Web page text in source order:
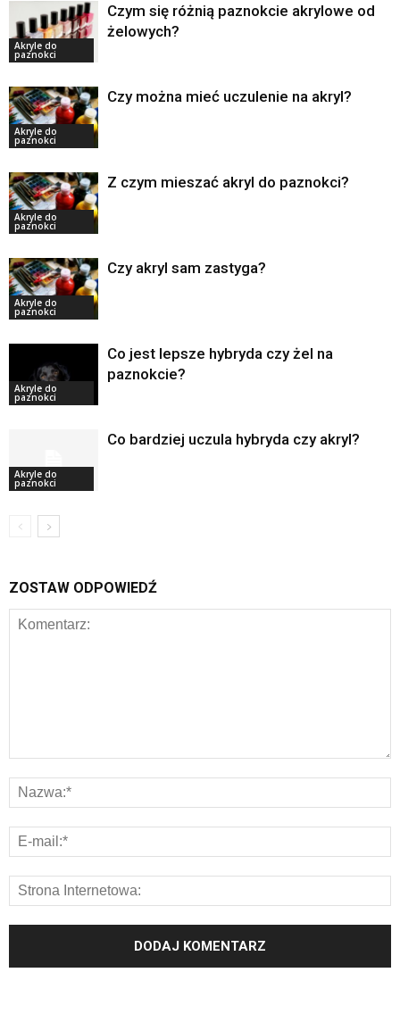
Akryle do
paznokci
Czym się różnią paznokcie akrylowe od
żelowych?
Akryle do
paznokci
Czy można mieć uczulenie na akryl?
Akryle do
paznokci
Z czym mieszać akryl do paznokci?
Akryle do
paznokci
Czy akryl sam zastyga?
Akryle do
paznokci
Co jest lepsze hybryda czy żel na
paznokcie?
Akryle do
paznokci
Co bardziej uczula hybryda czy akryl?
ZOSTAW ODPOWIEDŹ